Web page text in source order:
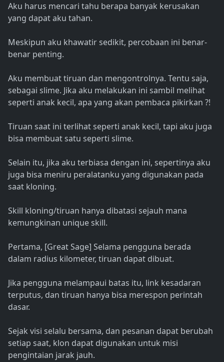
Aku harus mencari tahu berapa banyak kerusakan
yang dapat aku tahan.
Meskipun aku khawatir sedikit, percobaan ini benar-
benar penting.
Aku membuat tiruan dan mengontrolnya. Tentu saja,
sebagai slime. Jika aku melakukan ini sambil melihat
seperti anak kecil, apa yang akan pembaca pikirkan ?!
Tiruan saat ini terlihat seperti anak kecil, tapi aku juga
bisa membuat satu seperti slime.
Selain itu, jika aku terbiasa dengan ini, sepertinya aku
juga bisa meniru peralatanku yang digunakan pada
saat kloning.
Skill kloning/tiruan hanya dibatasi sejauh mana
kemungkinan unique skill.
Pertama, [Great Sage] Selama pengguna berada
dalam radius kilometer, tiruan dapat dibuat.
Jika pengguna melampaui batas itu, link kesadaran
terputus, dan tiruan hanya bisa merespon perintah
dasar.
Sejak visi selalu bersama, dan pesanan dapat berubah
setiap saat, klon dapat digunakan untuk misi
pengintaian jarak jauh.